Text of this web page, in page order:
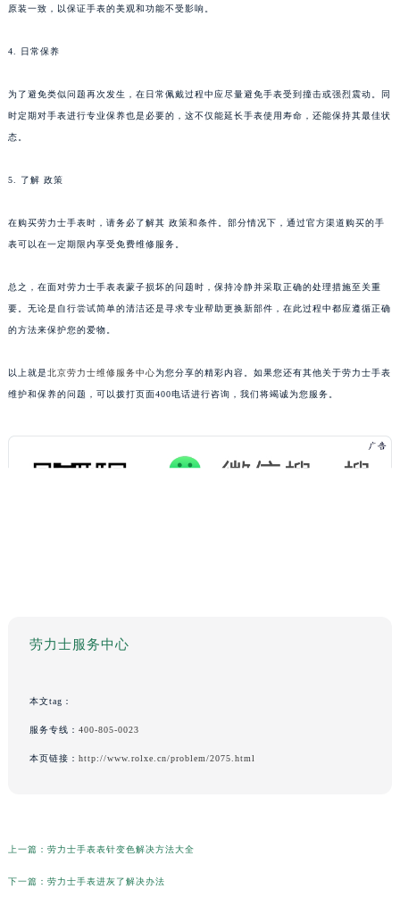
原装一致，以保证手表的美观和功能不受影响。
4. 日常保养
为了避免类似问题再次发生，在日常佩戴过程中应尽量避免手表受到撞击或强烈震动。同
时定期对手表进行专业保养也是必要的，这不仅能延长手表使用寿命，还能保持其最佳状
态。
5. 了解 政策
在购买劳力士手表时，请务必了解其 政策和条件。部分情况下，通过官方渠道购买的手
表可以在一定期限内享受免费维修服务。
总之，在面对劳力士手表表蒙子损坏的问题时，保持冷静并采取正确的处理措施至关重
要。无论是自行尝试简单的清洁还是寻求专业帮助更换新部件，在此过程中都应遵循正确
的方法来保护您的爱物。
以上就是北京劳力士维修服务中心为您分享的精彩内容。如果您还有其他关于劳力士手表
维护和保养的问题，可以拨打页面400电话进行咨询，我们将竭诚为您服务。
劳力士服务中心
本文tag：
服务专线： 400-805-0023
本页链接： http://www.rolxe.cn/problem/2075.html
上一篇： 劳力士手表表针变色解决方法大全
下一篇： 劳力士手表进灰了解决办法